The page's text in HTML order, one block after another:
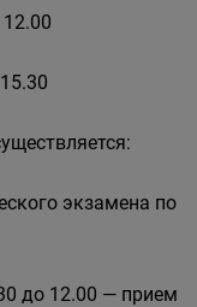
экзамена по
до 12.00 — прием